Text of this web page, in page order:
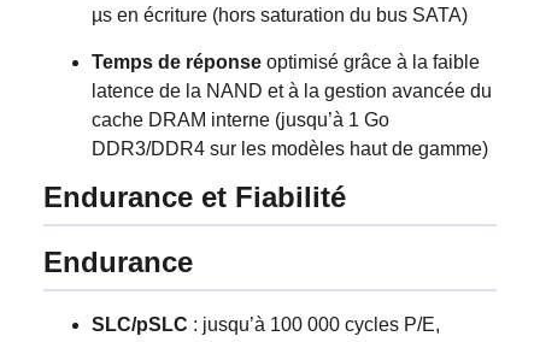
µs en écriture (hors saturation du bus SATA)
Temps de réponse optimisé grâce à la faible
latence de la NAND et à la gestion avancée du
cache DRAM interne (jusqu’à 1 Go
DDR3/DDR4 sur les modèles haut de gamme)
Endurance et Fiabilité
Endurance
SLC/pSLC : jusqu’à 100 000 cycles P/E,